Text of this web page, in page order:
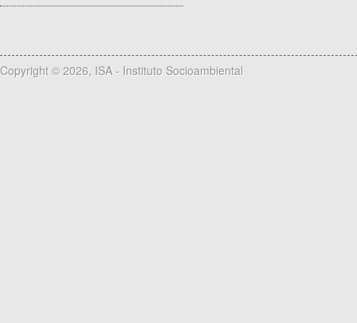
Copyright © 2026, ISA - Instituto Socioambiental